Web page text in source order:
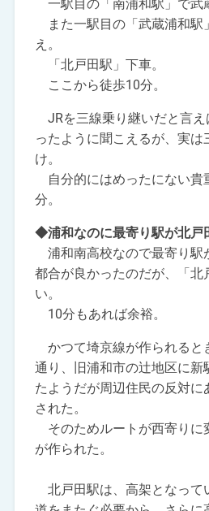
一駅目の「南浦和駅」で武
また一駅目の「武蔵浦和駅
え。
「北戸田駅」下車。
ここから徒歩10分。
JRを三線乗り継いだと言え
ったように聞こえるが、実は
け。
自分的にはめったにない貴
分。
◆浦和なのに最寄り駅が北戸
浦和南高校なので最寄り駅
都合が良かったのだが、「北
い。
10分もあれば余裕。
かつて埼京線が作られると
通り、旧浦和市の辻地区に新
たようだが周辺住民の反対に
された。
そのためルートが西寄りに
が作られた。
北戸田駅は、高架となって